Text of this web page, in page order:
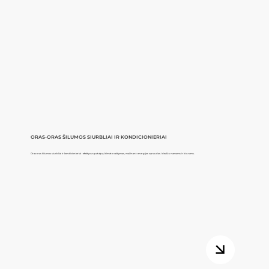
ORAS-ORAS ŠILUMOS SIURBLIAI IR KONDICIONIERIAI
Oras-oras šilumos siurbliai ir kondicionieriai - efektyvus patalpų klimato valdymas, mažinant energijos sąnaudas. Idealūs namams ir biurams.